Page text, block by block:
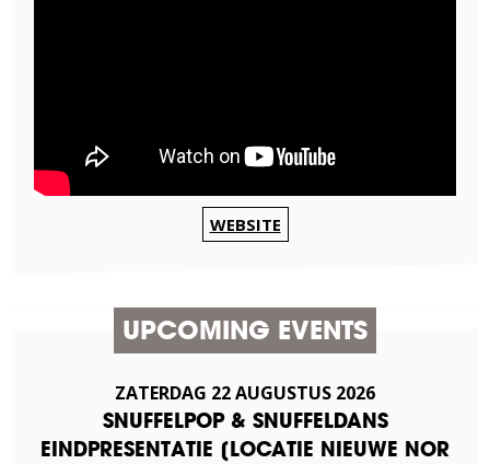
WEBSITE
UPCOMING EVENTS
ZATERDAG 22AUGUSTUS 2026
SNUFFELPOP & SNUFFELDANS
EINDPRESENTATIE [LOCATIE NIEUWE NOR